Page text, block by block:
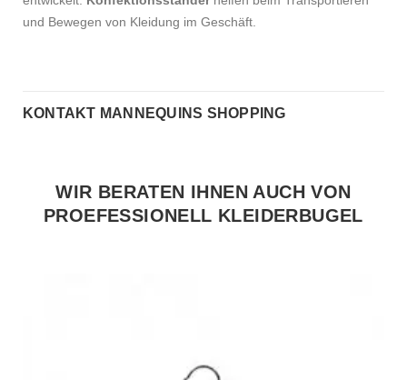
und Bewegen von Kleidung im Geschäft.
KONTAKT MANNEQUINS SHOPPING
WIR BERATEN IHNEN AUCH VON
PROEFESSIONELL KLEIDERBUGEL